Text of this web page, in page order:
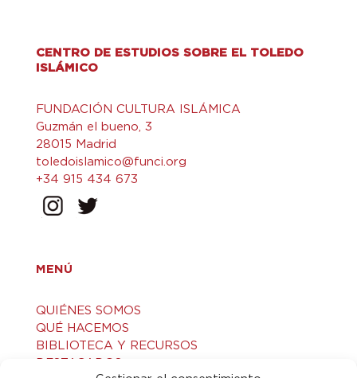
CENTRO DE ESTUDIOS SOBRE EL TOLEDO
ISLÁMICO
FUNDACIÓN CULTURA ISLÁMICA
Guzmán el bueno, 3
28015 Madrid
toledoislamico@funci.org
+34 915 434 673
MENÚ
QUIÉNES SOMOS
QUÉ HACEMOS
BIBLIOTECA Y RECURSOS
DESTACADOS